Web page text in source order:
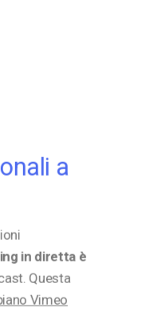
a
in diretta è
Questa
Vimeo